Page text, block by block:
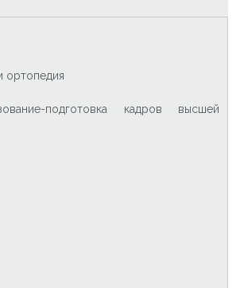
ортопедия
подготовка кадров высшей